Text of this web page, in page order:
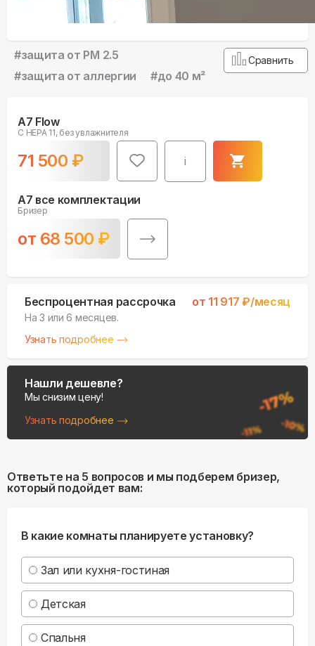
#защита от PM 2.5
#защита от аллергии #до 40 м²
Сравнить
A7 Flow
С HEPA 11, без увлажнителя
71 500 ₽ i
A7 все комплектации
Бризер
от 68 500 ₽
Беспроцентная рассрочка от 11 917 ₽/месяц
На 3 или 6 месяцев.
Узнать подробнее
Нашли дешевле?
Мы снизим цену!
Узнать подробнее
Ответьте на 5 вопросов и мы подберем бризер,
который подойдет вам:
В какие комнаты планируете установку?
Зал или кухня-гостиная
Детская
Спальня